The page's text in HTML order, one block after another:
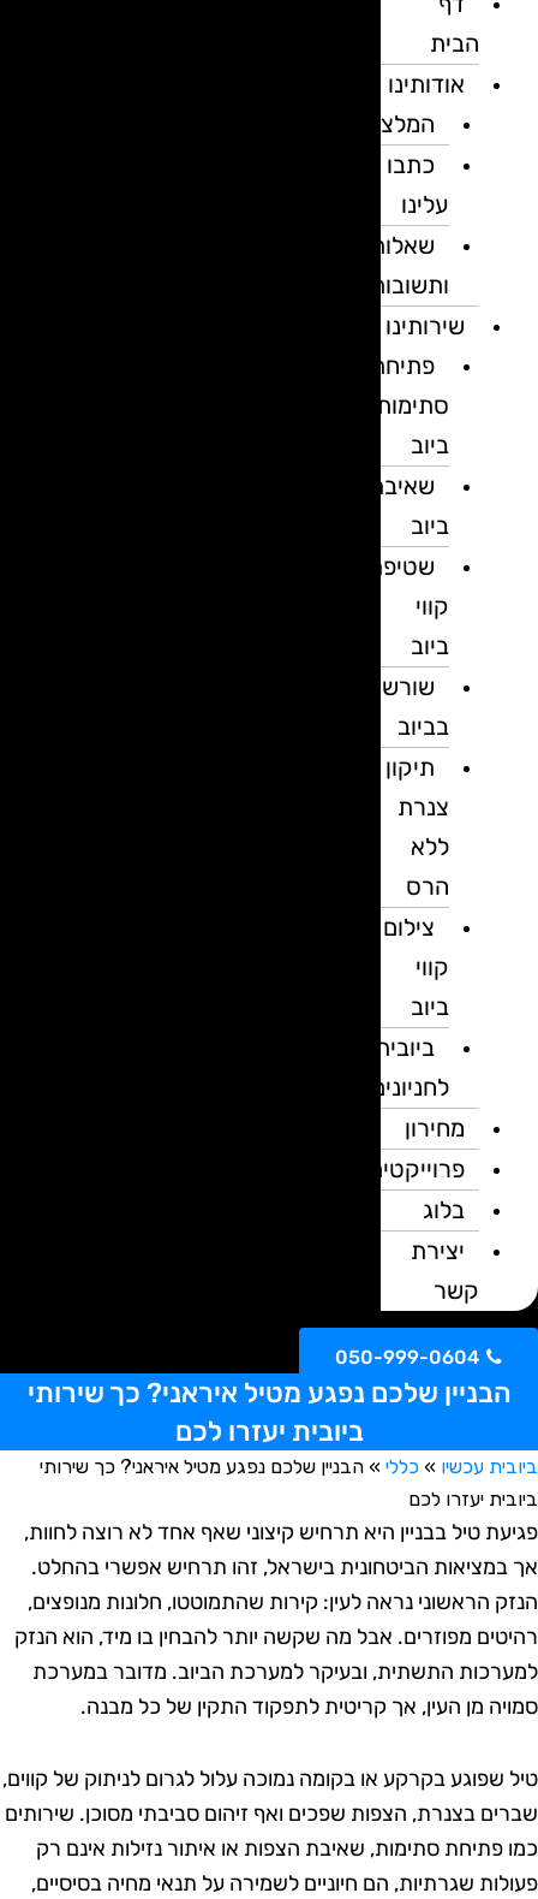
הבית
אודותינו
המלצות
כתבו
עלינו
שאלות
ותשובות
שירותינו
פתיחת
סתימות
ביוב
שאיבת
ביוב
שטיפת
קווי
ביוב
שורשים
בביוב
תיקון
צנרת
ללא
הרס
צילום
קווי
ביוב
ביובית
לחניונים
מחירון
פרוייקטים
בלוג
יצירת
קשר
050-999-0604
הבניין שלכם נפגע מטיל איראני? כך שירותי
ביובית יעזרו לכם
עכשיו»כללי»הבניין שלכם נפגע מטיל איראני? כך שירותי
יעזרו לכם
טיל בבניין היא תרחיש קיצוני שאף אחד לא רוצה לחוות,
הביטחונית בישראל, זהו תרחיש אפשרי בהחלט.
הראשוני נראה לעין: קירות שהתמוטטו, חלונות מנופצים,
מפוזרים. אבל מה שקשה יותר להבחין בו מיד, הוא הנזק
התשתית, ובעיקר למערכת הביוב. מדובר במערכת
מן העין, אך קריטית לתפקוד התקין של כל מבנה.
שפוגע בקרקע או בקומה נמוכה עלול לגרום לניתוק של קווים,
בצנרת, הצפות שפכים ואף זיהום סביבתי מסוכן. שירותים
פתיחת סתימות, שאיבת הצפות או איתור נזילות אינם רק
שגרתיות, הם חיוניים לשמירה על תנאי מחיה בסיסיים,